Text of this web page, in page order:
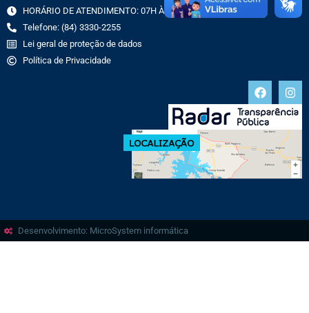
HORÁRIO DE ATENDIMENTO: 07H ÀS 13H
Telefone: (84) 3330-2255
Lei geral de proteção de dados
Política de Privacidade
Desenvolvimento: MicroSystem informática